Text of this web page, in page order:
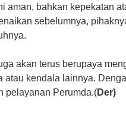
aman, bahkan kepekatan
sebelumnya,
akan terus berupaya
atau kendala lainnya.
pelayanan Perumda.(Der)